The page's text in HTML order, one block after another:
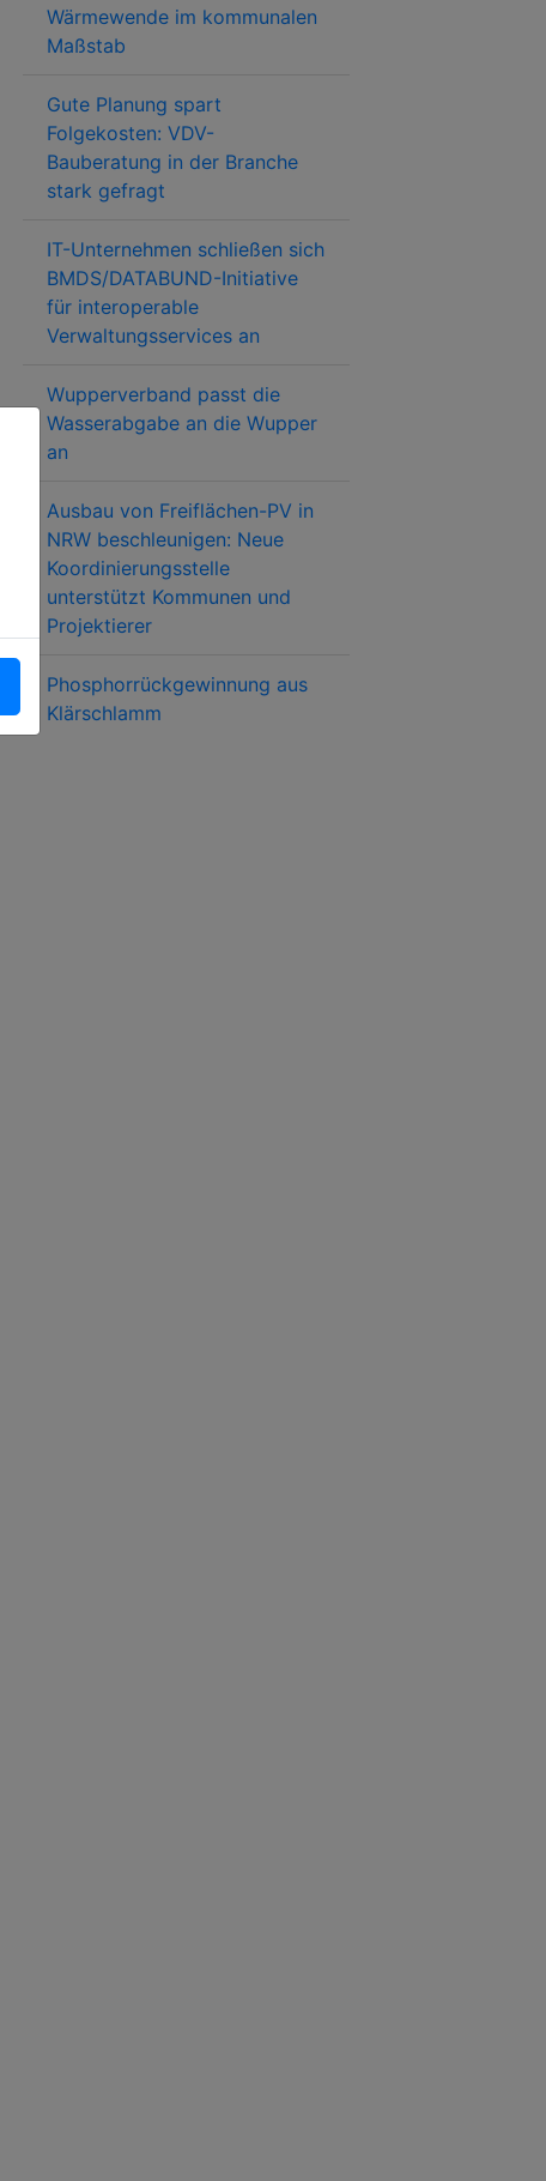
Wärmewende im kommunalen
Maßstab
Gute Planung spart
Folgekosten: VDV-
Bauberatung in der Branche
stark gefragt
IT-Unternehmen schließen sich
BMDS/DATABUND-Initiative
für interoperable
Verwaltungsservices an
Wupperverband passt die
Wasserabgabe an die Wupper
an
Ausbau von Freiflächen-PV in
NRW beschleunigen: Neue
Koordinierungsstelle
unterstützt Kommunen und
Projektierer
Phosphorrückgewinnung aus
Klärschlamm